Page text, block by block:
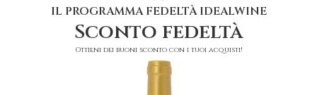
IL PROGRAMMA FEDELTÀ IDEALWINE
Sconto fedeltà
Ottieni dei buoni sconto con i tuoi acquisti!